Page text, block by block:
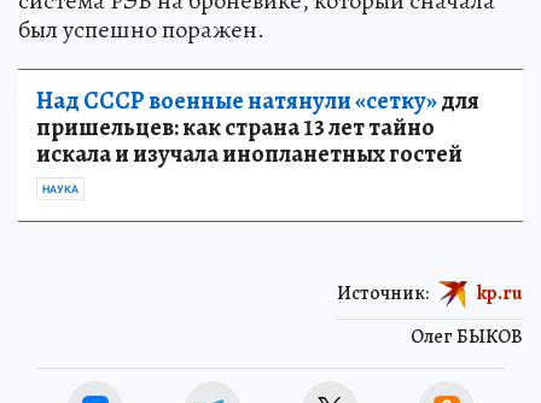
был успешно поражен.
Над СССР военные натянули «сетку»для
пришельцев: как страна 13 лет тайно
искала и изучала инопланетных гостей
НАУКА
Олег БЫКОВ
Источник: kp.ru